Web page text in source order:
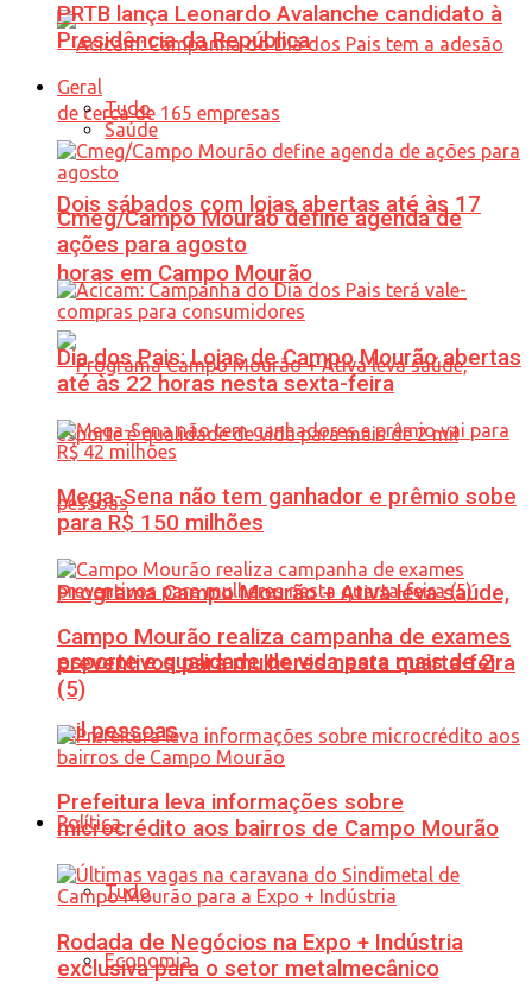
Dois sábados com lojas abertas até às 17
horas em Campo Mourão
Programa Campo Mourão + Ativa leva saúde,
esporte e qualidade de vida para mais de 2
mil pessoas
Política
Tudo
Economia
PRTB lança Leonardo Avalanche candidato à
Presidência da República
Geral
Tudo
Saúde
Cmeg/Campo Mourão define agenda de
ações para agosto
Dia dos Pais: Lojas de Campo Mourão abertas
até às 22 horas nesta sexta-feira
Mega-Sena não tem ganhador e prêmio sobe
para R$ 150 milhões
Campo Mourão realiza campanha de exames
preventivos para mulheres nesta quarta-feira
(5)
Prefeitura leva informações sobre
microcrédito aos bairros de Campo Mourão
Rodada de Negócios na Expo + Indústria
exclusiva para o setor metalmecânico